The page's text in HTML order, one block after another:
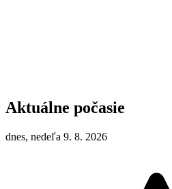
Aktuálne počasie
dnes, nedeľa 9. 8. 2026